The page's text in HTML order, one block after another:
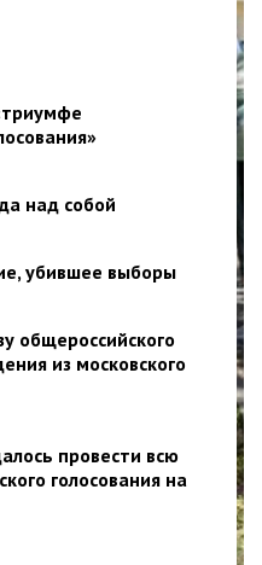
над собой
убившее выборы
общероссийского
из московского
провести всю
голосования на